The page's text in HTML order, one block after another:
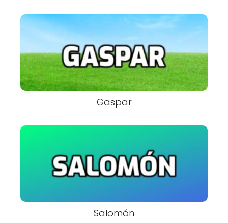
Gaspar
Salomón